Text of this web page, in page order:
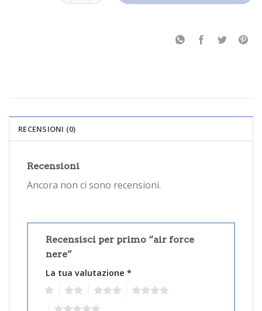
RECENSIONI (0)
Recensioni
Ancora non ci sono recensioni.
Recensisci per primo “air force
nere”
La tua valutazione *